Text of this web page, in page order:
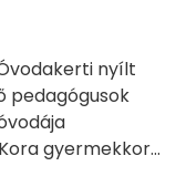
nyílt
pedagógusok
gyermekkor...